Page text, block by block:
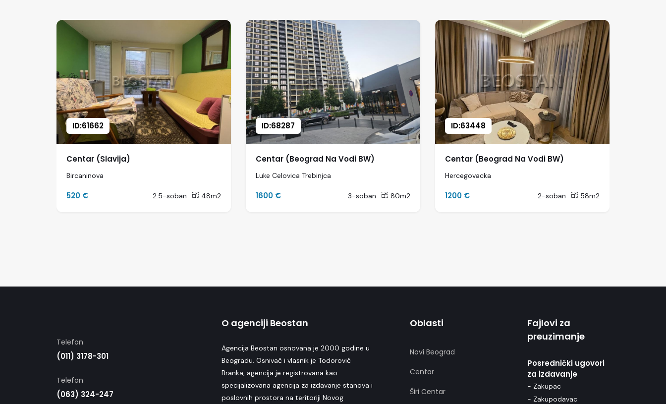
ID:61662
Centar (Slavija)
Bircaninova
520 € 2.5-soban 48m2
ID:68287
Centar (Beograd Na Vodi BW)
Luke Celovica Trebinjca
1600 € 3-soban 80m2
ID:63448
Centar (Beograd Na Vodi BW)
Hercegovacka
1200 € 2-soban 58m2
Telefon
(011) 3178-301
Telefon
(063) 324-247
O agenciji Beostan
Agencija Beostan osnovana je 2000 godine u
Beogradu. Osnivač i vlasnik je Todorović
Branka, agencija je registrovana kao
specijalizovana agencija za izdavanje stanova i
poslovnih prostora na teritoriji Novog
Oblasti
Novi Beograd
Centar
Širi Centar
Fajlovi za
preuzimanje
Posrednički ugovori
za izdavanje
- Zakupac
- Zakupodavac